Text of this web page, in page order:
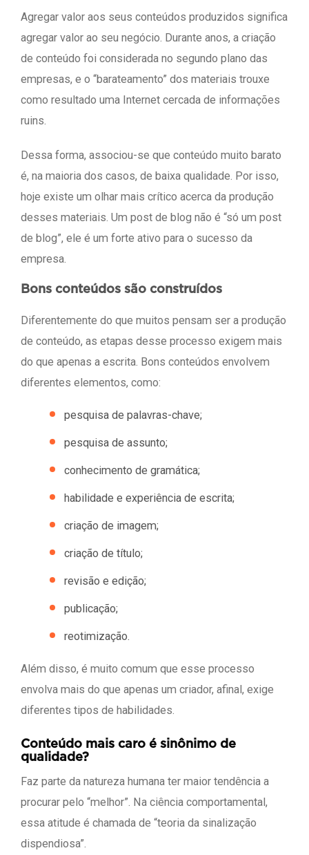
Agregar valor aos seus conteúdos produzidos significa
agregar valor ao seu negócio. Durante anos, a criação
de conteúdo foi considerada no segundo plano das
empresas, e o “barateamento” dos materiais trouxe
como resultado uma Internet cercada de informações
ruins.
Dessa forma, associou-se que conteúdo muito barato
é, na maioria dos casos, de baixa qualidade. Por isso,
hoje existe um olhar mais crítico acerca da produção
desses materiais. Um post de blog não é “só um post
de blog”, ele é um forte ativo para o sucesso da
empresa.
Bons conteúdos são construídos
Diferentemente do que muitos pensam ser a produção
de conteúdo, as etapas desse processo exigem mais
do que apenas a escrita. Bons conteúdos envolvem
diferentes elementos, como:
pesquisa de palavras-chave;
pesquisa de assunto;
conhecimento de gramática;
habilidade e experiência de escrita;
criação de imagem;
criação de título;
revisão e edição;
publicação;
reotimização.
Além disso, é muito comum que esse processo
envolva mais do que apenas um criador, afinal, exige
diferentes tipos de habilidades.
Conteúdo mais caro é sinônimo de
qualidade?
Faz parte da natureza humana ter maior tendência a
procurar pelo “melhor”. Na ciência comportamental,
essa atitude é chamada de “teoria da sinalização
dispendiosa”.